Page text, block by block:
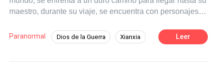
maestro, durante su viaje, se encuentra con personajes
enseñaran que ser fuerte, no solo depende de él, sino
también de aquellos que le rodean.
Paranormal Dios de la Guerra Xianxia Leer